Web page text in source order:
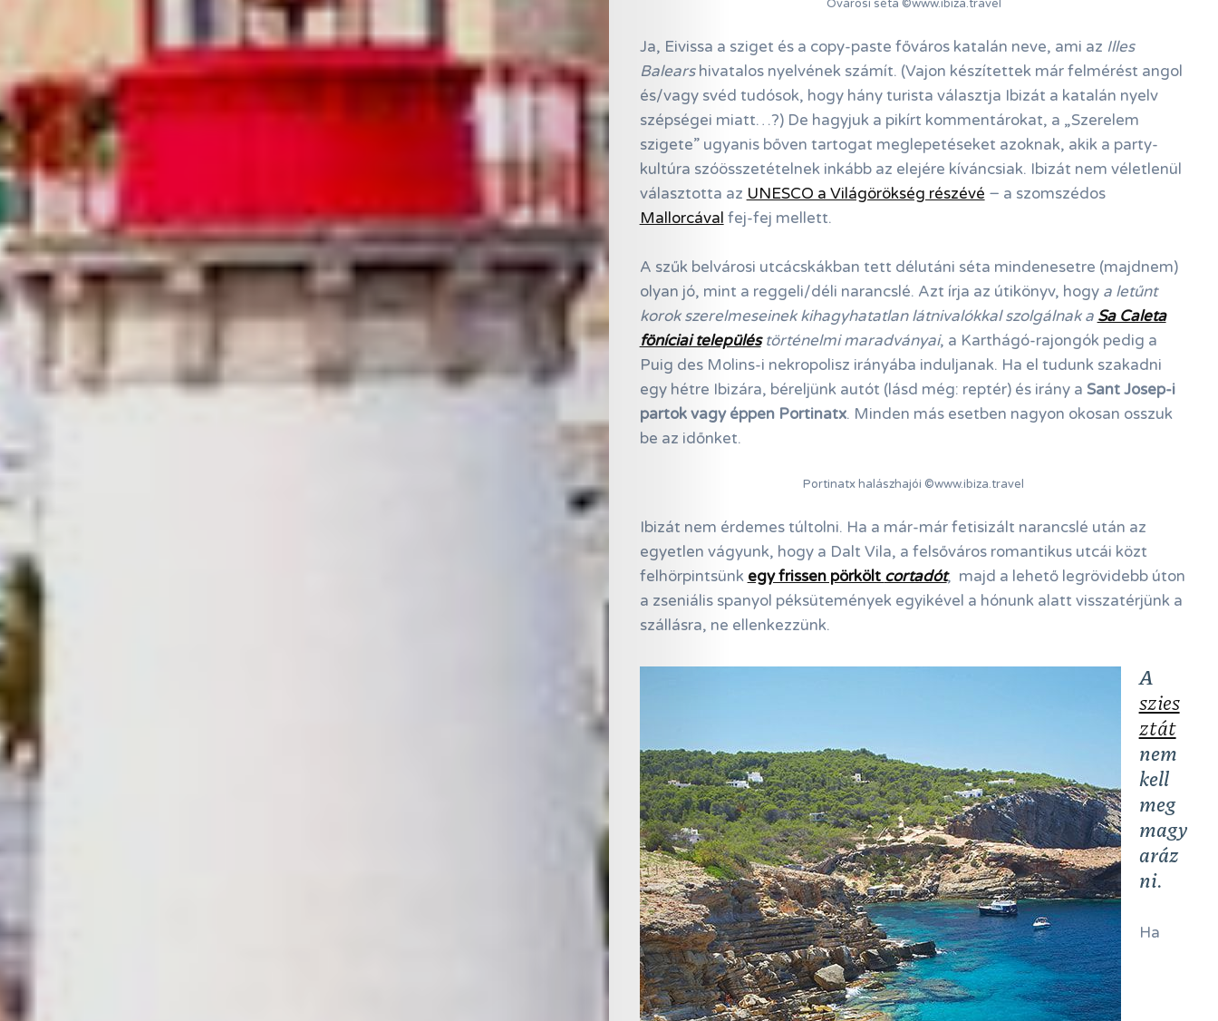
Online
Magazin
Hírlevél
Kapcsolat
Search
Óvárosi séta ©www.ibiza.travel
Ja, Eivissa a sziget és a copy-paste főváros katalán neve, ami az Illes
Balearshivatalos nyelvének számít. (Vajon készítettek már felmérést angol
és/vagy svéd tudósok, hogy hány turista választja Ibizát a katalán nyelv
szépségei miatt…?) De hagyjuk a pikírt kommentárokat, a „Szerelem
szigete” ugyanis bőven tartogat meglepetéseket azoknak, akik a party-
kultúra szóösszetételnek inkább az elejére kíváncsiak. Ibizát nem véletlenül
választotta az UNESCO a Világörökség részévé − a szomszédos
Mallorcával fej-fej mellett.
A szűk belvárosi utcácskákban tett délutáni séta mindenesetre (majdnem)
olyan jó, mint a reggeli/déli narancslé. Azt írja az útikönyv, hogy a letűnt
korok szerelmeseinek kihagyhatatlan látnivalókkal szolgálnak a Sa Caleta
föníciai településtörténelmi maradványai, a Karthágó-rajongók pedig a
Puig des Molins-i nekropolisz irányába induljanak. Ha el tudunk szakadni
egy hétre Ibizára, béreljünk autót (lásd még: reptér) és irány a Sant Josep-i
partok vagy éppen Portinatx. Minden más esetben nagyon okosan osszuk
be az időnket.
Portinatx halászhajói ©www.ibiza.travel
Ibizát nem érdemes túltolni. Ha a már-már fetisizált narancslé után az
egyetlen vágyunk, hogy a Dalt Vila, a felsőváros romantikus utcái közt
felhörpintsünk egy frissen pörkölt cortadót, majd a lehető legrövidebb úton
a zseniális spanyol péksütemények egyikével a hónunk alatt visszatérjünk a
szállásra, ne ellenkezzünk.
A
szies
ztát
nem
kell
meg
magy
aráz
ni.
Ha